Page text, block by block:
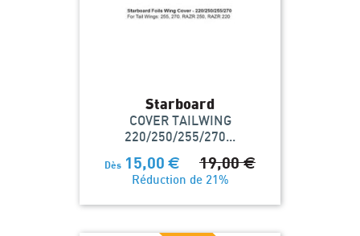
Starboard
COVER TAILWING
220/250/255/270...
Dès 15,00 € 19,00€
Réduction de 21%